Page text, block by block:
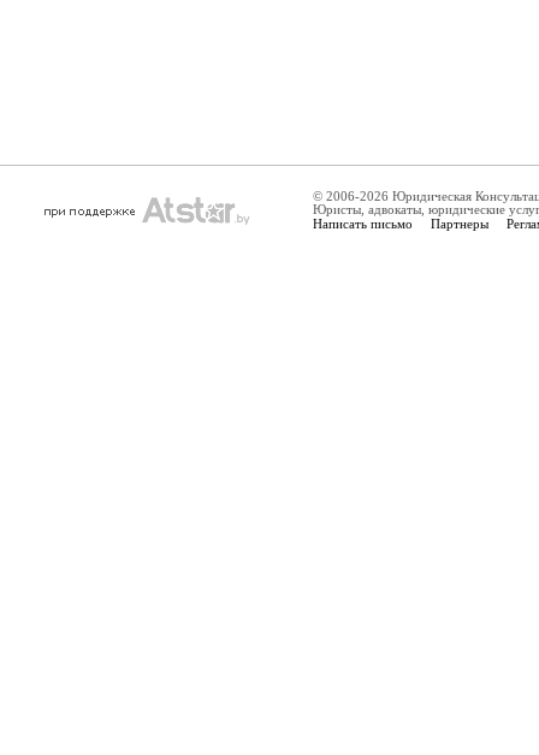
© 2006-2026 Юридическая
Юристы, адвокаты, юридические
Написать письмо Партнеры